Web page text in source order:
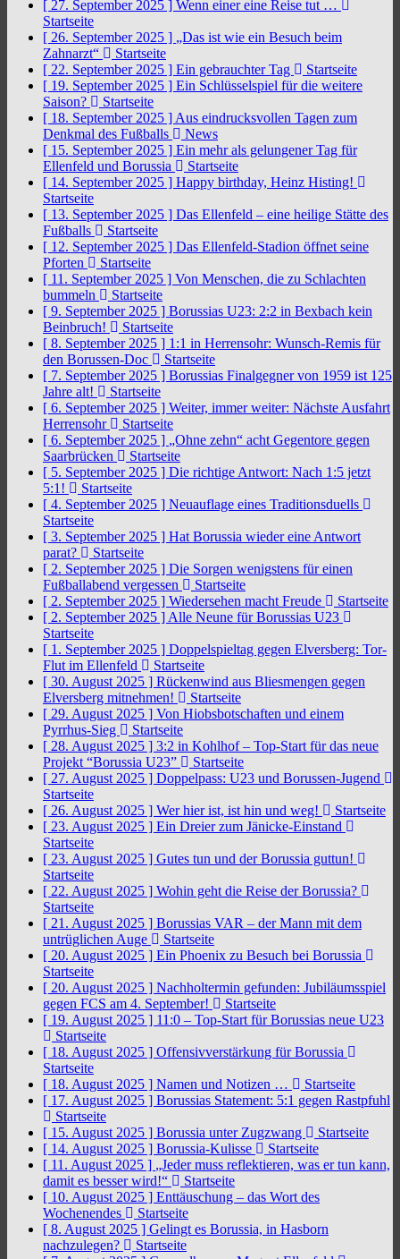
[ 27. September 2025 ] Wenn einer eine Reise tut …
Startseite
[ 26. September 2025 ] „Das ist wie ein Besuch beim
Zahnarzt“
Startseite
[ 22. September 2025 ] Ein gebrauchter Tag
Startseite
[ 19. September 2025 ] Ein Schlüsselspiel für die weitere
Saison?
Startseite
[ 18. September 2025 ] Aus eindrucksvollen Tagen zum
Denkmal des Fußballs
News
[ 15. September 2025 ] Ein mehr als gelungener Tag für
Ellenfeld und Borussia
Startseite
[ 14. September 2025 ] Happy birthday, Heinz Histing!
Startseite
[ 13. September 2025 ] Das Ellenfeld – eine heilige Stätte des
Fußballs
Startseite
[ 12. September 2025 ] Das Ellenfeld-Stadion öffnet seine
Pforten
Startseite
[ 11. September 2025 ] Von Menschen, die zu Schlachten
bummeln
Startseite
[ 9. September 2025 ] Borussias U23: 2:2 in Bexbach kein
Beinbruch!
Startseite
[ 8. September 2025 ] 1:1 in Herrensohr: Wunsch-Remis für
den Borussen-Doc
Startseite
[ 7. September 2025 ] Borussias Finalgegner von 1959 ist 125
Jahre alt!
Startseite
[ 6. September 2025 ] Weiter, immer weiter: Nächste Ausfahrt
Herrensohr
Startseite
[ 6. September 2025 ] „Ohne zehn“ acht Gegentore gegen
Saarbrücken
Startseite
[ 5. September 2025 ] Die richtige Antwort: Nach 1:5 jetzt
5:1!
Startseite
[ 4. September 2025 ] Neuauflage eines Traditionsduells
Startseite
[ 3. September 2025 ] Hat Borussia wieder eine Antwort
parat?
Startseite
[ 2. September 2025 ] Die Sorgen wenigstens für einen
Fußballabend vergessen
Startseite
[ 2. September 2025 ] Wiedersehen macht Freude
Startseite
[ 2. September 2025 ] Alle Neune für Borussias U23
Startseite
[ 1. September 2025 ] Doppelspieltag gegen Elversberg: Tor-
Flut im Ellenfeld
Startseite
[ 30. August 2025 ] Rückenwind aus Bliesmengen gegen
Elversberg mitnehmen!
Startseite
[ 29. August 2025 ] Von Hiobsbotschaften und einem
Pyrrhus-Sieg
Startseite
[ 28. August 2025 ] 3:2 in Kohlhof – Top-Start für das neue
Projekt “Borussia U23”
Startseite
[ 27. August 2025 ] Doppelpass: U23 und Borussen-Jugend
Startseite
[ 26. August 2025 ] Wer hier ist, ist hin und weg!
Startseite
[ 23. August 2025 ] Ein Dreier zum Jänicke-Einstand
Startseite
[ 23. August 2025 ] Gutes tun und der Borussia guttun!
Startseite
[ 22. August 2025 ] Wohin geht die Reise der Borussia?
Startseite
[ 21. August 2025 ] Borussias VAR – der Mann mit dem
untrüglichen Auge
Startseite
[ 20. August 2025 ] Ein Phoenix zu Besuch bei Borussia
Startseite
[ 20. August 2025 ] Nachholtermin gefunden: Jubiläumsspiel
gegen FCS am 4. September!
Startseite
[ 19. August 2025 ] 11:0 – Top-Start für Borussias neue U23
Startseite
[ 18. August 2025 ] Offensivverstärkung für Borussia
Startseite
[ 18. August 2025 ] Namen und Notizen …
Startseite
[ 17. August 2025 ] Borussias Statement: 5:1 gegen Rastpfuhl
Startseite
[ 15. August 2025 ] Borussia unter Zugzwang
Startseite
[ 14. August 2025 ] Borussia-Kulisse
Startseite
[ 11. August 2025 ] „Jeder muss reflektieren, was er tun kann,
damit es besser wird!“
Startseite
[ 10. August 2025 ] Enttäuschung – das Wort des
Wochenendes
Startseite
[ 8. August 2025 ] Gelingt es Borussia, in Hasborn
nachzulegen?
Startseite